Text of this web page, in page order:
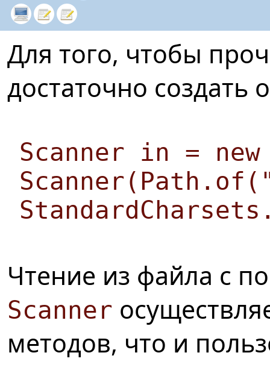
Для того, чтобы
достаточно создать
Scanner in = new
Чтение из файла с
Scanner
методов, что и